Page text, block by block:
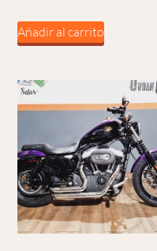
Añadir al carrito